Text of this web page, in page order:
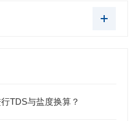
TDS与盐度换算？